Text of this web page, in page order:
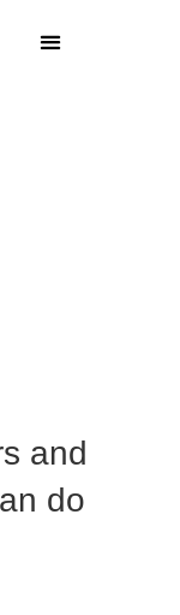
and
do